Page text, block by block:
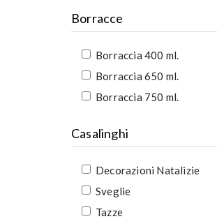
Borracce
Borraccia 400 ml.
Borraccia 650 ml.
Borraccia 750 ml.
Casalinghi
Decorazioni Natalizie
Sveglie
Tazze